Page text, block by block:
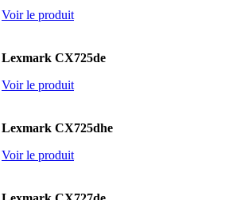
Voir le produit
Lexmark CX725de
Voir le produit
Lexmark CX725dhe
Voir le produit